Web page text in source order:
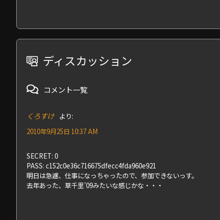
ディスカッション
コメント一覧
くろすけ より:
2010年9月25日 10:37 AM
SECRET: 0
PASS: c152c0e36c716675dfecc4fda960e921
明日は急遽、仕事になっちゃったので、参加できないっす。
去年あった、草千里’09みたいな感じかな・・・